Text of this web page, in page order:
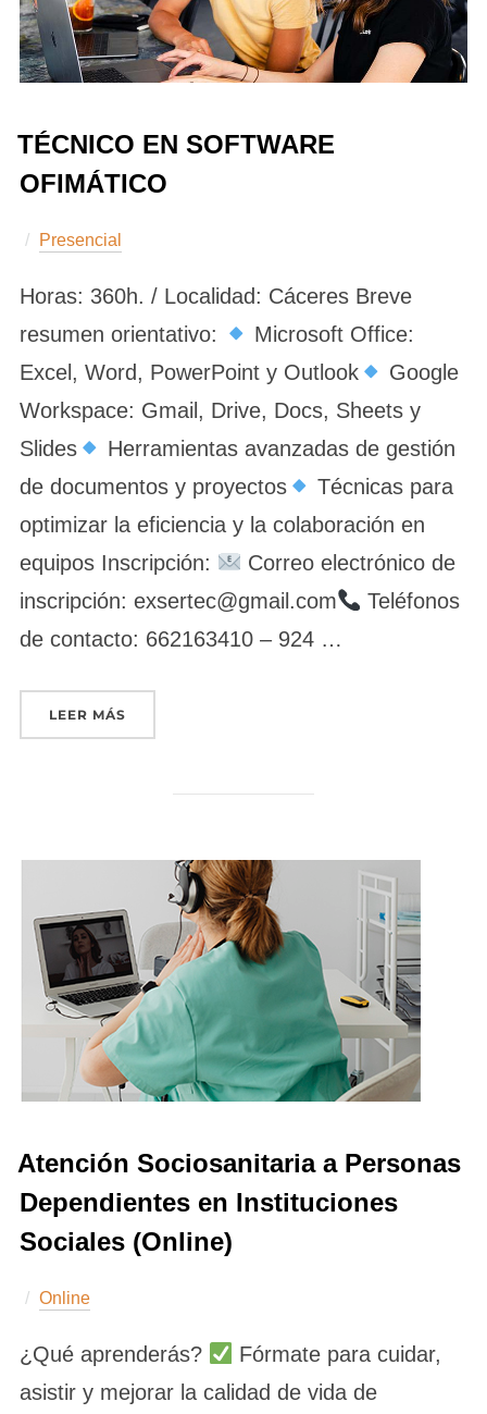
TÉCNICO EN SOFTWARE
OFIMÁTICO
Presencial
Horas: 360h. / Localidad: Cáceres Breve
resumen orientativo:
Microsoft Office:
Excel, Word, PowerPoint y Outlook
Google
Workspace: Gmail, Drive, Docs, Sheets y
Slides
Herramientas avanzadas de gestión
de documentos y proyectos
Técnicas para
optimizar la eficiencia y la colaboración en
equipos Inscripción:
Correo electrónico de
inscripción: exsertec@gmail.com
Teléfonos
de contacto: 662163410 – 924 …
LEER MÁS«TÉCNICO EN SOFTWARE OFIMÁTICO»
Atención Sociosanitaria a Personas
Dependientes en Instituciones
Sociales (Online)
Online
¿Qué aprenderás?
Fórmate para cuidar,
asistir y mejorar la calidad de vida de